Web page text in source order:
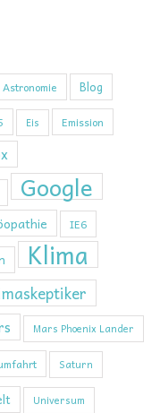
Astronomie Blog
Eis
Emission
Google
IE6
Klima
Mars Phoenix Lander
Saturn
Universum